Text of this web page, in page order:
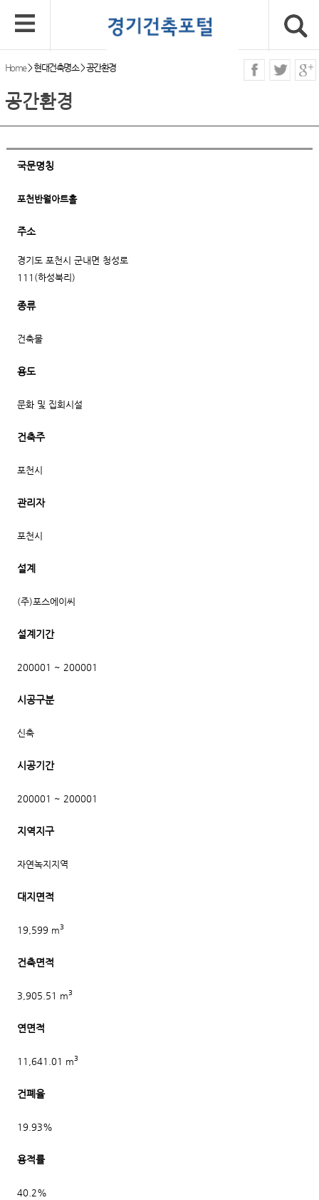
Home>현대건축명소>공간환경
공간환경
국문명칭
포천반월아트홀
주소
경기도 포천시 군내면 청성로
111(하성북리)
종류
건축물
용도
문화 및 집회시설
건축주
포천시
관리자
포천시
설계
(주)포스에이씨
설계기간
200001 ~ 200001
시공구분
신축
시공기간
200001 ~ 200001
지역지구
자연녹지지역
대지면적
19,599 m3
건축면적
3,905.51 m3
연면적
11,641.01 m3
건폐율
19.93%
용적률
40.2%